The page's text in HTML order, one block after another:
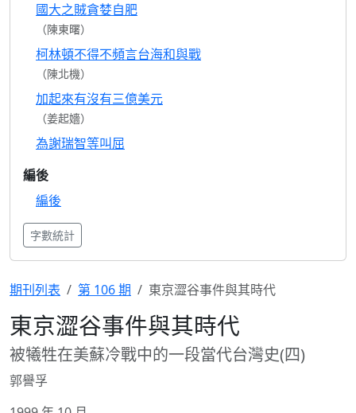
國大之賊貪婪自肥
（陳東曙）
柯林頓不得不頻言台海和與戰
（陳北機）
加起來有沒有三億美元
（姜起嬙）
為謝瑞智等叫屈
編後
編後
字數統計
期刊列表 第 106 期 東京澀谷事件與其時代
東京澀谷事件與其時代
被犧牲在美蘇冷戰中的一段當代台灣史(四)
郭譽孚